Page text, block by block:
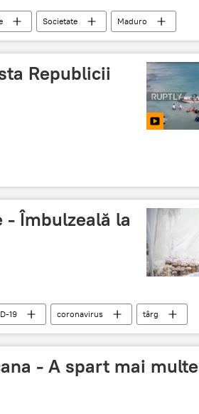
Societate
Maduro
Vaccinul Sputnik V
Republicii
- Îmbulzeală la
19 coronavirus
târg
- A spart mai multe